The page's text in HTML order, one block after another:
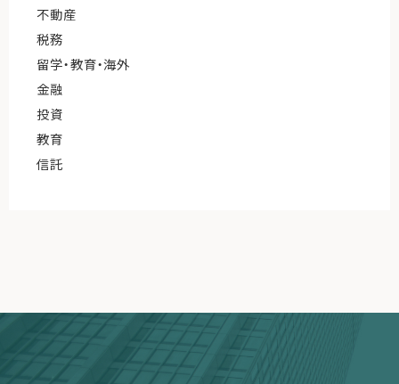
不動産
税務
留学・教育・海外
金融
投資
教育
信託